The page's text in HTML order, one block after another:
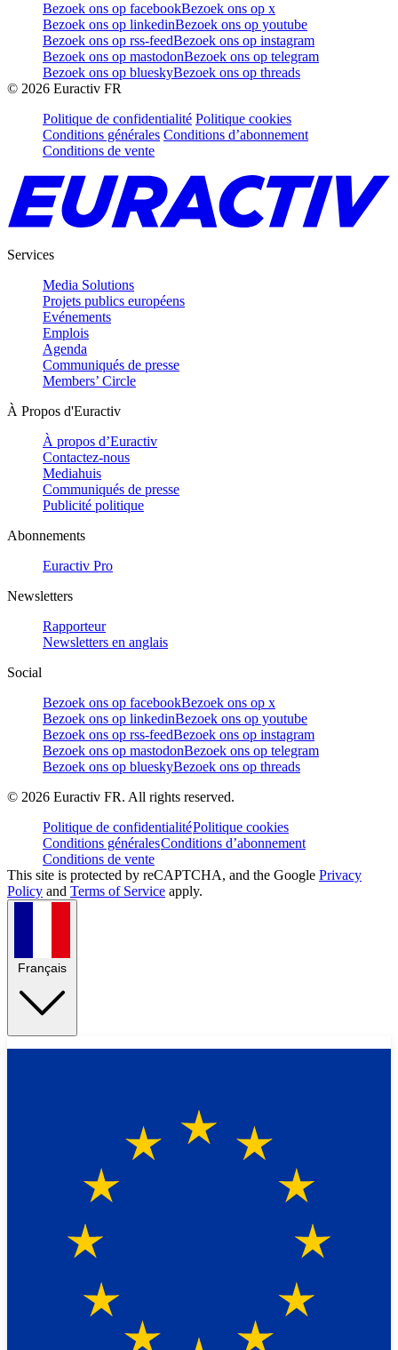
Bezoek ons op facebookBezoek ons op x
Bezoek ons op linkedinBezoek ons op youtube
Bezoek ons op rss-feedBezoek ons op instagram
Bezoek ons op mastodonBezoek ons op telegram
Bezoek ons op blueskyBezoek ons op threads
© 2026 Euractiv FR
Politique de confidentialité Politique cookies
Conditions générales Conditions d’abonnement
Conditions de vente
Services
Media Solutions
Projets publics européens
Evénements
Emplois
Agenda
Communiqués de presse
Members’ Circle
À Propos d'Euractiv
À propos d’Euractiv
Contactez-nous
Mediahuis
Communiqués de presse
Publicité politique
Abonnements
Euractiv Pro
Newsletters
Rapporteur
Newsletters en anglais
Social
Bezoek ons op facebookBezoek ons op x
Bezoek ons op linkedinBezoek ons op youtube
Bezoek ons op rss-feedBezoek ons op instagram
Bezoek ons op mastodonBezoek ons op telegram
Bezoek ons op blueskyBezoek ons op threads
© 2026 Euractiv FR. All rights reserved.
Politique de confidentialitéPolitique cookies
Conditions généralesConditions d’abonnement
Conditions de vente
This site is protected by reCAPTCHA, and the Google Privacy
Policy and Terms of Service apply.
Français